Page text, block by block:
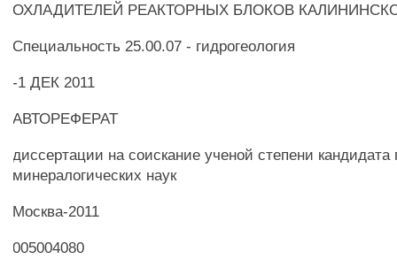
ОХЛАДИТЕЛЕЙ РЕАКТОРНЫХ БЛОКОВ
Специальность 25.00.07 - гидрогеология
-1 ДЕК 2011
АВТОРЕФЕРАТ
диссертации на соискание ученой степени кандидата
минералогических наук
Москва-2011
005004080